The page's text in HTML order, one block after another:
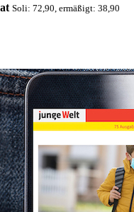
Soli: 72,90, ermäßigt: 38,90